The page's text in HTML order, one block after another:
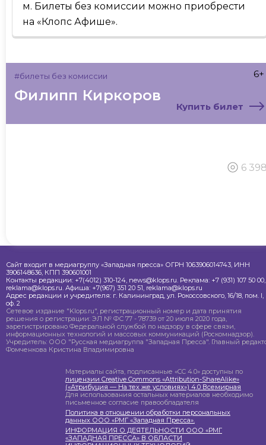
м. Билеты без комиссии можно приобрести
на «Клопс Афише».
6+
#билеты без комиссии
Купить билет
Филипп Киркоров
6
Сайт входит в медиагруппу «Западная пресса» ОГРН 1063906014743, ИНН
3906148636, КПП 390601001
Контакты редакции: +7(4012) 310-124, news@klops.ru. Реклама: +7 (931) 107 50 00,
reklama@klops.ru. Афиша: +7(967) 351 20 51, reklama@klops.ru
Адрес редакции и учредителя: г. Калининград, ул. Рокоссовского, 16/18, пом. I,
оф. 2
Сетевое издание "Klops.ru", регистрационный номер и дата принятия
решения о регистрации: ЭЛ № ФС 77 - 78739 от 20 июля 2020 года,
зарегистрировано Федеральной службой по надзору в сфере связи,
информационных технологий и массовых коммуникаций (Роскомнадзор).
Учредитель: ООО "Русская медиагруппа "Западная Пресса". Главный
Фомченкова Кристина Владимировна
Материалы сайта, подписанные «CC 4.0» доступны по
лицензии Creative Commons «Attribution-ShareAlike»
(«Атрибуция — На тех же условиях») 4.0 Всемирная
Для использования остальных материалов необходимо
письменное согласие правообладателя
Политика в отношении обработки персональных
данных ООО «РМГ «Западная Пресса».
ИНФОРМАЦИЯ О ДЕЯТЕЛЬНОСТИ ООО «РМГ
«ЗАПАДНАЯ ПРЕССА» В ОБЛАСТИ